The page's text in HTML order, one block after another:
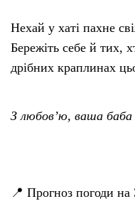
Нехай у хаті пахне
Бережіть себе й тих,
дрібних краплинах
З любов’ю, ваша
📍 Прогноз погоди на